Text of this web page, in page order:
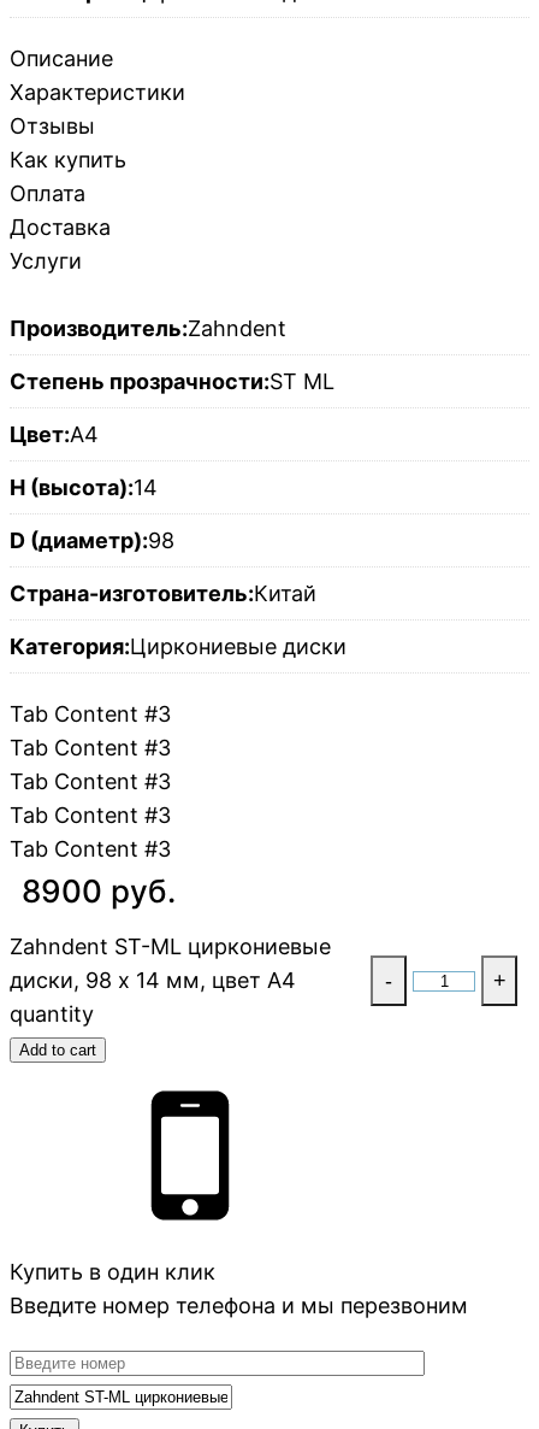
Описание
Характеристики
Отзывы
Как купить
Оплата
Доставка
Услуги
Производитель:Zahndent
Степень прозрачности:ST ML
Цвет:A4
H (высота):14
D (диаметр):98
Страна-изготовитель:Китай
Категория:Циркониевые диски
Tab Content #3
Tab Content #3
Tab Content #3
Tab Content #3
Tab Content #3
8900 руб.
Zahndent ST-ML циркониевые
диски, 98 х 14 мм, цвет A4
quantity
- +
Add to cart
Купить в один клик
Введите номер телефона и мы перезвоним